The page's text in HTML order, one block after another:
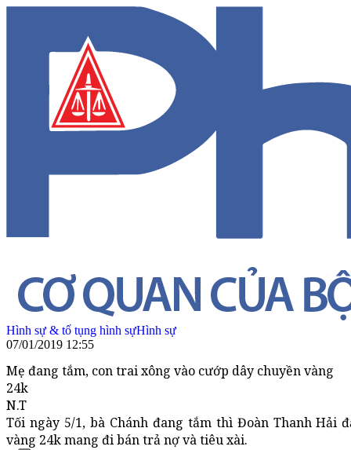
Hình sự & tố tụng hình sựHình sự
07/01/2019 12:55
Mẹ đang tắm, con trai xông vào cướp dây chuyền vàng
24k
N.T
Tối ngày 5/1, bà Chánh đang tắm thì Đoàn Thanh Hải
vàng 24k mang đi bán trả nợ và tiêu xài.